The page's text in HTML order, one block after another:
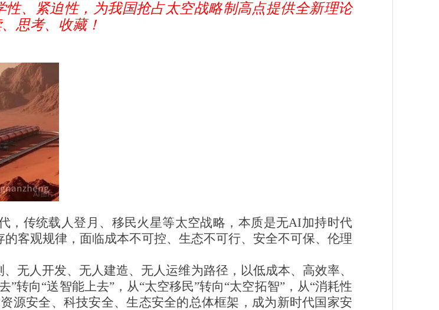
、紧迫性，为我国抢占太空战略制高点提供全新理论
思考、收藏！
，传统载人登月、移民火星等太空战略，本质是无AI加持时代
客观规律，面临成本不可控、生态不可行、安全不可保、伦理
无人开发、无人建造、无人运维为路径，以低成本、高效率、
转向“送智能上去”，从“太空移民”转向“太空拓智”，从“消耗性
源安全、科技安全、生态安全的总体框架，成为新时代国家安